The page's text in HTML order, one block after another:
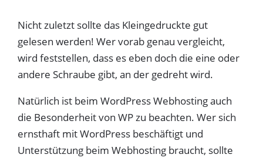
Nicht zuletzt sollte das Kleingedruckte gut
gelesen werden! Wer vorab genau vergleicht,
wird feststellen, dass es eben doch die eine oder
andere Schraube gibt, an der gedreht wird.
Natürlich ist beim WordPress Webhosting auch
die Besonderheit von WP zu beachten. Wer sich
ernsthaft mit WordPress beschäftigt und
Unterstützung beim Webhosting braucht, sollte